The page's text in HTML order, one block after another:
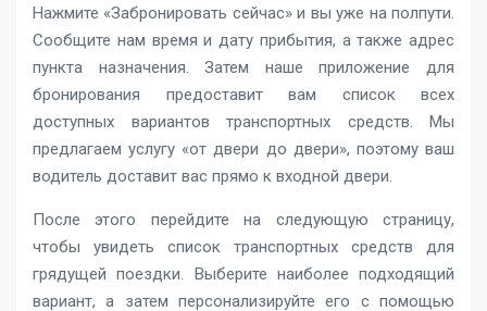
Нажмите «Забронировать сейчас» и вы уже на полпути.
Сообщите нам время и дату прибытия, а также адрес
пункта назначения. Затем наше приложение для
бронирования предоставит вам список всех
доступных вариантов транспортных средств. Мы
предлагаем услугу «от двери до двери», поэтому ваш
водитель доставит вас прямо к входной двери.
После этого перейдите на следующую страницу,
чтобы увидеть список транспортных средств для
грядущей поездки. Выберите наиболее подходящий
вариант, а затем персонализируйте его с помощью